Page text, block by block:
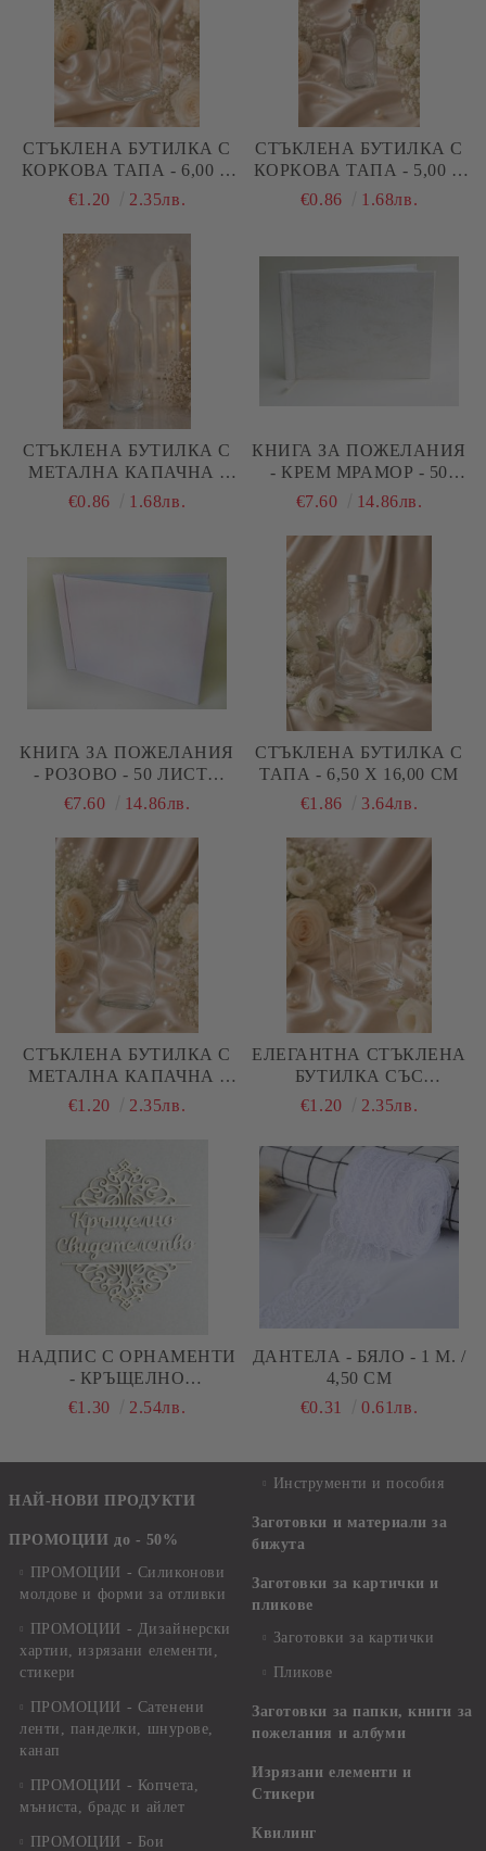
СТЪКЛЕНА БУТИЛКА С
КОРКОВА ТАПА - 6,00 Х
6.00 Х 14.00 СМ
€1.20 2.35лв.
СТЪКЛЕНА БУТИЛКА С
КОРКОВА ТАПА - 5,00 Х
5,00 Х 11,00 СМ
€0.86 1.68лв.
СТЪКЛЕНА БУТИЛКА С
МЕТАЛНА КАПАЧНА -
4,00 Х 16,00 СМ
€0.86 1.68лв.
КНИГА ЗА ПОЖЕЛАНИЯ
- КРЕМ МРАМОР - 50
ЛИСТА 21,00 Х 14,00 СМ
€7.60 14.86лв.
КНИГА ЗА ПОЖЕЛАНИЯ
- РОЗОВО - 50 ЛИСТА
21,00 Х 14,00 СМ
€7.60 14.86лв.
СТЪКЛЕНА БУТИЛКА С
ТАПА - 6,50 Х 16,00 СМ
€1.86
3.64лв.
СТЪКЛЕНА БУТИЛКА С
МЕТАЛНА КАПАЧНА -
7,50 Х 4,00 Х 15,00 СМ
€1.20 2.35лв.
ЕЛЕГАНТНА СТЪКЛЕНА
БУТИЛКА СЪС
СТЪКЛЕНА ТАПА - 4,50
€1.20 2.35лв.
НАДПИС С ОРНАМЕНТИ
- КРЪЩЕЛНО
СВИДЕТЕЛСТВО
€1.30 2.54лв.
ДАНТЕЛА - БЯЛО - 1 М. /
4,50 СМ
€0.31
0.61лв.
НАЙ-НОВИ ПРОДУКТИ
ПРОМОЦИИ до - 50%
ПРОМОЦИИ - Силиконови
молдове и форми за отливки
ПРОМОЦИИ - Дизайнерски
хартии, изрязани елементи,
стикери
ПРОМОЦИИ - Сатенени
ленти, панделки, шнурове,
канап
ПРОМОЦИИ - Копчета,
мъниста, брадс и айлет
ПРОМОЦИИ - Бои
Инструменти и пособия
Заготовки и материали за
бижута
Заготовки за картички и
пликове
Заготовки за картички
Пликове
Заготовки за папки, книги за
пожелания и албуми
Изрязани елементи и
Стикери
Квилинг